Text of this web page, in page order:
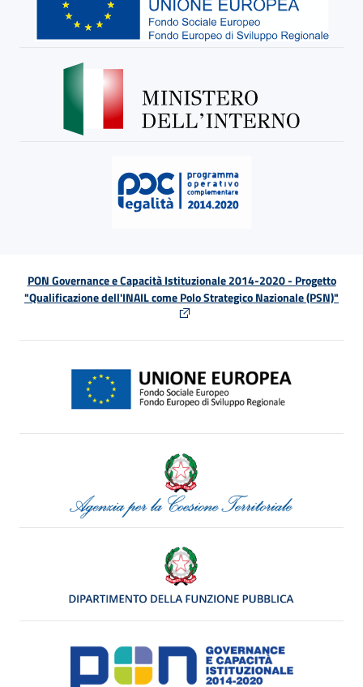
PON Governance e Capacità Istituzionale 2014-2020 - Progetto
"Qualificazione dell'INAIL come Polo Strategico Nazionale (PSN)"